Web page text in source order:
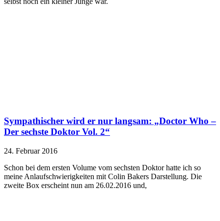
Sympathischer wird er nur langsam: „Doctor Who –
Der sechste Doktor Vol. 2“
24. Februar 2016
Schon bei dem ersten Volume vom sechsten Doktor hatte ich so
meine Anlaufschwierigkeiten mit Colin Bakers Darstellung. Die
zweite Box erscheint nun am 26.02.2016 und,